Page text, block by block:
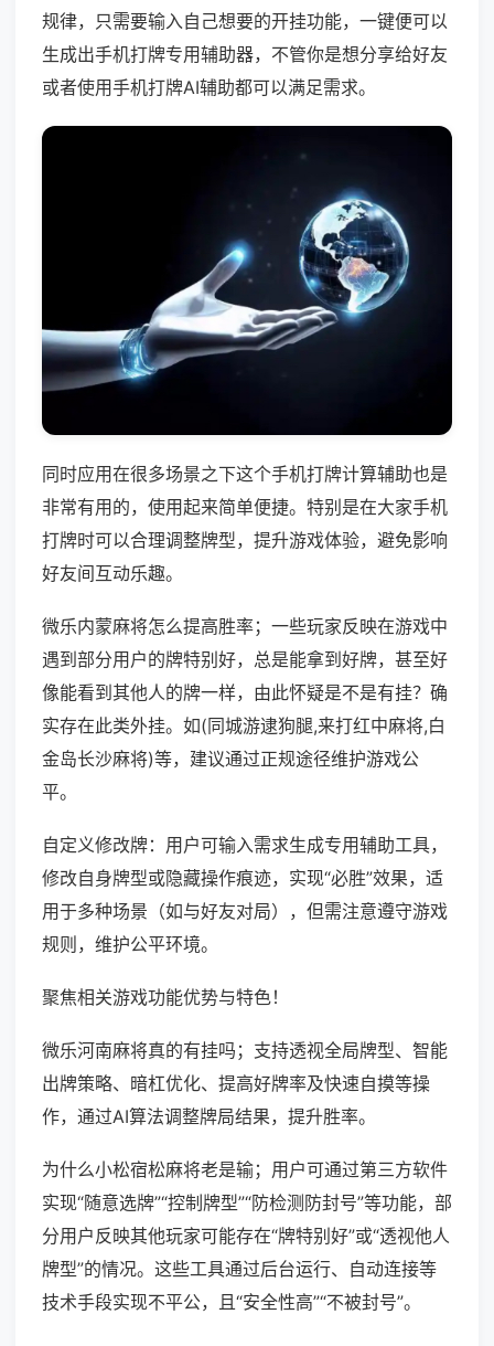
规律，只需要输入自己想要的开挂功能，一键便可以
生成出手机打牌专用辅助器，不管你是想分享给好友
或者使用手机打牌AI辅助都可以满足需求。
同时应用在很多场景之下这个手机打牌计算辅助也是
非常有用的，使用起来简单便捷。特别是在大家手机
打牌时可以合理调整牌型，提升游戏体验，避免影响
好友间互动乐趣。
微乐内蒙麻将怎么提高胜率；一些玩家反映在游戏中
遇到部分用户的牌特别好，总是能拿到好牌，甚至好
像能看到其他人的牌一样，由此怀疑是不是有挂？确
实存在此类外挂。如(同城游逮狗腿,来打红中麻将,白
金岛长沙麻将)等，建议通过正规途径维护游戏公
平。
自定义修改牌：用户可输入需求生成专用辅助工具，
修改自身牌型或隐藏操作痕迹，实现“必胜”效果，适
用于多种场景（如与好友对局），但需注意遵守游戏
规则，维护公平环境。
聚焦相关游戏功能优势与特色！
微乐河南麻将真的有挂吗；支持透视全局牌型、智能
出牌策略、暗杠优化、提高好牌率及快速自摸等操
作，通过AI算法调整牌局结果，提升胜率。
为什么小松宿松麻将老是输；用户可通过第三方软件
实现“随意选牌”“控制牌型”“防检测防封号”等功能，部
分用户反映其他玩家可能存在“牌特别好”或“透视他人
牌型”的情况。这些工具通过后台运行、自动连接等
技术手段实现不平公，且“安全性高”“不被封号”。